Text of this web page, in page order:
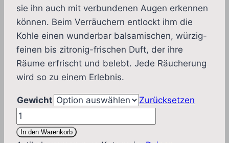
sie ihn auch mit verbundenen Augen erkennen
können. Beim Verräuchern entlockt ihm die
Kohle einen wunderbar balsamischen, würzig-
feinen bis zitronig-frischen Duft, der ihre
Räume erfrischt und belebt. Jede Räucherung
wird so zu einem Erlebnis.
Gewicht
Zurücksetzen
Weihrauch
Aden
In den Warenkorb